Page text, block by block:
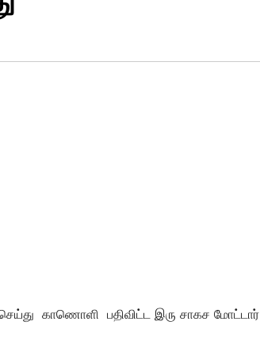
காணொளி பதிவிட்ட இரு சாகச மோட்டார்